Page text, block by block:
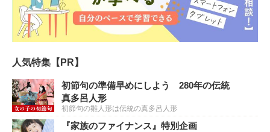
人気特集【PR】
初節句の準備早めにしよう 280年の伝統
真多呂人形
初節句の雛人形は伝統の真多呂人形
『家族のファイナンス』特別企画